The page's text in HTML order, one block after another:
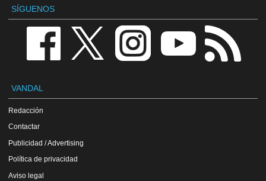
SÍGUENOS
VANDAL
Redacción
Contactar
Publicidad / Advertising
Política de privacidad
Aviso legal